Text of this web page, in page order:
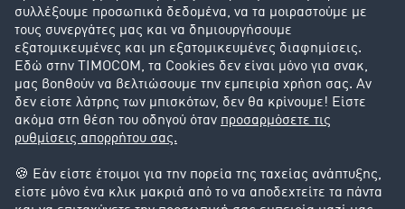
Success Stories
Υποστήριξη
Υποστήριξη
Νομικά
Στοιχεία έκδοσης